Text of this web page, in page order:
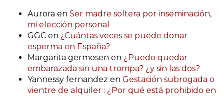
Aurora en Ser madre soltera por inseminación,
mi elección personal
GGC en ¿Cuántas veces se puede donar
esperma en España?
Margarita germosen en ¿Puedo quedar
embarazada sin una trompa? ¿y sin las dos?
Yannessy fernandez en Gestación subrogada o
vientre de alquiler : ¿Por qué está prohibido en